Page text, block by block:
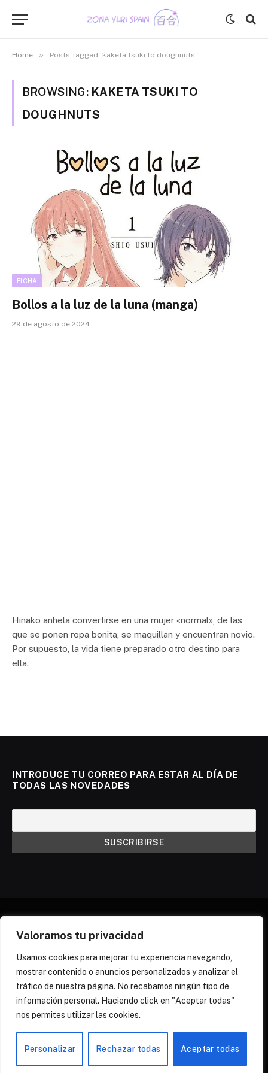
Valoramos tu privacidad
Usamos cookies para mejorar tu experiencia navegando,
mostrar contenido o anuncios personalizados y analizar el
tráfico de nuestra página. No recabamos ningún tipo de
información personal. Haciendo click en "Aceptar todas"
nos permites utilizar las cookies.
Personalizar Rechazar todas Aceptar todas
Home » Posts Tagged "kaketa tsuki to doughnuts"
BROWSING: KAKETA TSUKI TO
DOUGHNUTS
FICHA
Bollos a la luz de la luna (manga)
29 de agosto de 2024
Hinako anhela convertirse en una mujer «normal», de las
que se ponen ropa bonita, se maquillan y encuentran novio.
Por supuesto, la vida tiene preparado otro destino para
ella.
INTRODUCE TU CORREO PARA ESTAR AL DÍA DE
TODAS LAS NOVEDADES
(Twitter)
¿QUIÉNES SOMOS? NEWSLETTER
POLÍTICA DE COOKIES POLÍTICA DE PRIVACIDAD
PREGUNTAS FRECUENTES